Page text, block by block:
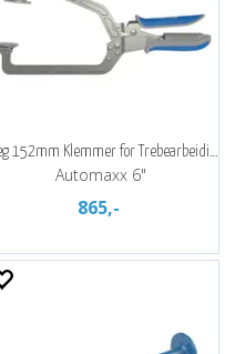
Automaxx 6"
865,-